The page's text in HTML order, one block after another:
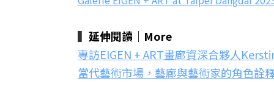
▍ 延伸閱讀｜More
專訪EIGEN + ART畫廊資深合夥人
當代藝術市場，藝廊與藝術家的角色詮